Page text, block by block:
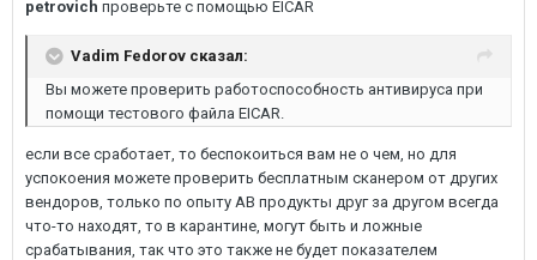
petrovich проверьте с помощью EICAR
Vadim Fedorov сказал:
Вы можете проверить работоспособность антивируса при
помощи тестового файла EICAR.
если все сработает, то беспокоиться вам не о чем, но для
успокоения можете проверить бесплатным сканером от других
вендоров, только по опыту АВ продукты друг за другом всегда
что-то находят, то в карантине, могут быть и ложные
срабатывания, так что это также не будет показателем